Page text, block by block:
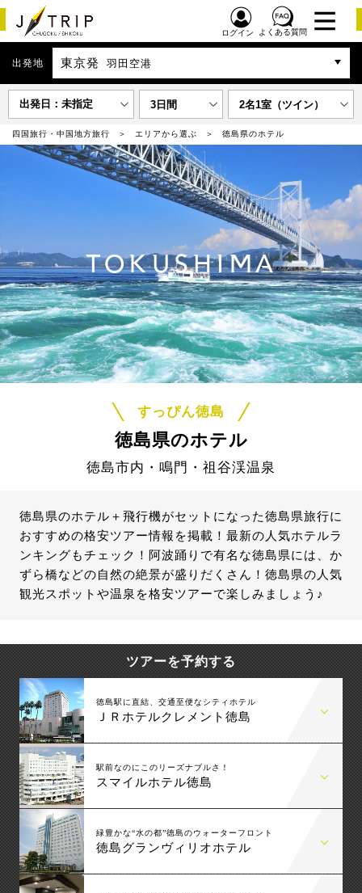
ログイン よくある質問
出発地 東京発 羽田空港
出発日：未指定 3日間 2名1室（ツイン）
四国旅行・中国地方旅行 エリアから選ぶ 徳島県のホテル
TOKUSHIMA
すっぴん徳島
徳島県のホテル
徳島市内・鳴門・祖谷渓温泉
徳島県のホテル＋飛行機がセットになった徳島県旅行に
おすすめの格安ツアー情報を掲載！最新の人気ホテルラ
ンキングもチェック！阿波踊りで有名な徳島県には、か
ずら橋などの自然の絶景が盛りだくさん！徳島県の人気
観光スポットや温泉を格安ツアーで楽しみましょう♪
ツアーを予約する
徳島駅に直結、交通至便なシティホテル
ＪＲホテルクレメント徳島
駅前なのにこのリーズナブルさ！
スマイルホテル徳島
緑豊かな“水の都”徳島のウォーターフロント
徳島グランヴィリオホテル